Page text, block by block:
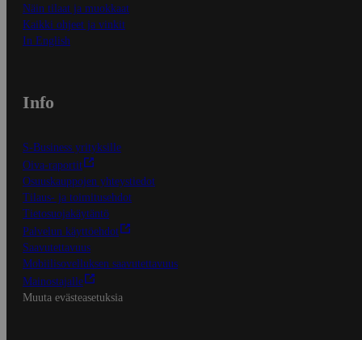
Näin tilaat ja muokkaat
Kaikki ohjeet ja vinkit
In English
Info
S-Business yrityksille
Oiva-raportit
Osuuskauppojen yhteystiedot
Tilaus- ja toimitusehdot
Tietosuojakäytäntö
Palvelun käyttöehdot
Saavutettavuus
Mobiilisovelluksen saavutettavuus
Mainostajalle
Muuta evästeasetuksia